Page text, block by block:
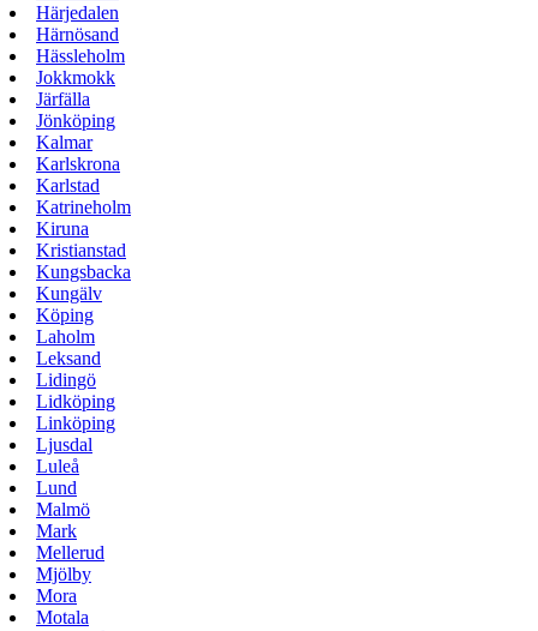
Härjedalen
Härnösand
Hässleholm
Jokkmokk
Järfälla
Jönköping
Kalmar
Karlskrona
Karlstad
Katrineholm
Kiruna
Kristianstad
Kungsbacka
Kungälv
Köping
Laholm
Leksand
Lidingö
Lidköping
Linköping
Ljusdal
Luleå
Lund
Malmö
Mark
Mellerud
Mjölby
Mora
Motala